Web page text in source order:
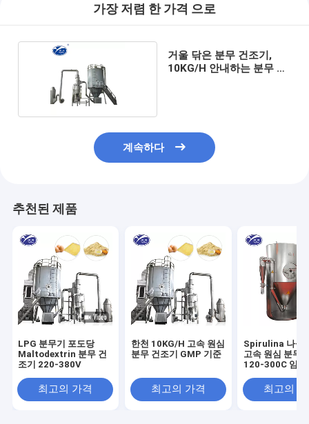
가장 저렴 한 가격 으로
거울 닦은 분무 건조기,
10KG/H 안내하는 분무 건
계속하다
추천된 제품
LPG 분무기 포도당
Maltodextrin 분무 건
조기 220-380V
최고의 가격
한천 10KG/H 고속 원심
분무 건조기 GMP 기준
최고의 가격
Spirulina 나물
고속 원심 분무
120-300C 임시
최고의